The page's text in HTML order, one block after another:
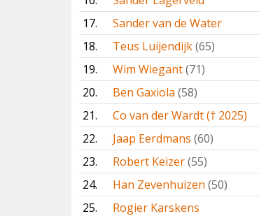
17.
Sander van de Water
18.
Teus Luijendijk(65)
19.
Wim Wiegant(71)
20.
Ben Gaxiola (58)
21.
Co van der Wardt († 2025)
22.
Jaap Eerdmans (60)
23.
Robert Keizer(55)
24.
Han Zevenhuizen (50)
25.
Rogier Karskens